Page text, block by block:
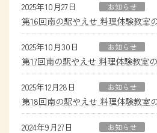
2025年10月27日 お知らせ
第16回南の駅やえせ 料理体験教室
2025年10月30日 お知らせ
第17回南の駅やえせ 料理体験教室
2025年12月28日 お知らせ
第18回南の駅やえせ 料理体験教室
2024年9月27日 お知らせ